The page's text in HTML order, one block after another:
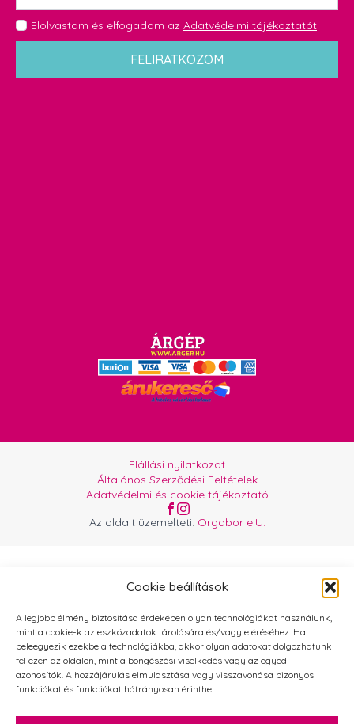
Cookie beállítások
A legjobb élmény biztosítása érdekében olyan technológiákat használunk,
mint a cookie-k az eszközadatok tárolására és/vagy eléréséhez. Ha
beleegyezik ezekbe a technológiákba, akkor olyan adatokat dolgozhatunk
fel ezen az oldalon, mint a böngészési viselkedés vagy az egyedi
azonosítók. A hozzájárulás elmulasztása vagy visszavonása bizonyos
funkciókat és funkciókat hátrányosan érinthet.
GDPR
*
Elolvastam és elfogadom az Adatvédelmi tájékoztatót
FELIRATKOZOM
Az oldalt üzemelteti: Orgabor e.U.
Elállási nyilatkozat
Általános Szerződési Feltételek
Adatvédelmi és cookie tájékoztató